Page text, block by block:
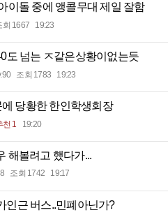
이돌 중에 앵콜무대 제일 잘함
회 1667 19:23
도 넘는 ㅈ같은상황이없는듯
조회 1783 19:23
당황한 한인학생회장
천 1 19:20
해볼려고 했다가...
조회 1742 19:17
인근 버스..민폐아닌가?